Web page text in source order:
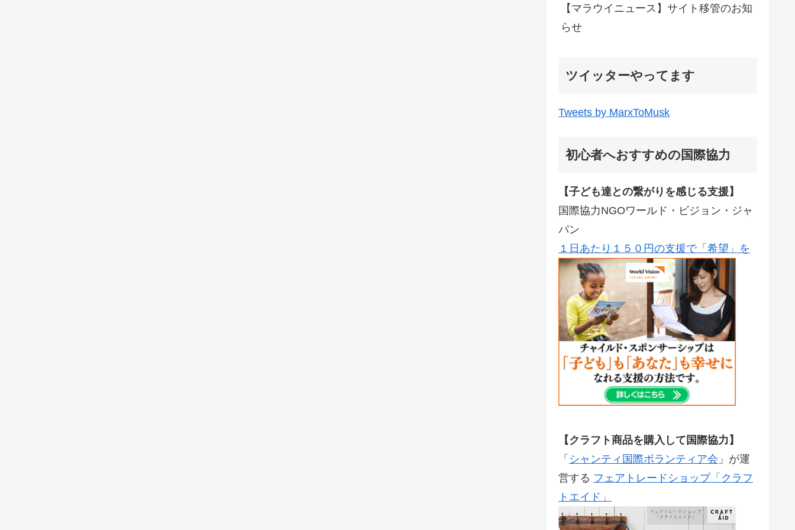
【マラウイニュース】サイト移管のお知
らせ
ツイッターやってます
Tweets by MarxToMusk
初心者へおすすめの国際協力
【子ども達との繋がりを感じる支援】
国際協力NGOワールド・ビジョン・ジャ
パン
１日あたり１５０円の支援で「希望」を
【クラフト商品を購入して国際協力】
「 シャンティ国際ボランティア会 」が運
営する フェアトレードショップ「クラフ
トエイド」